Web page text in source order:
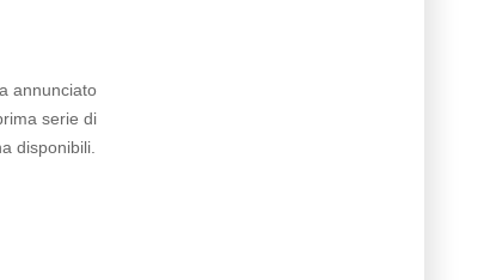
annunciato
serie di
disponibili.